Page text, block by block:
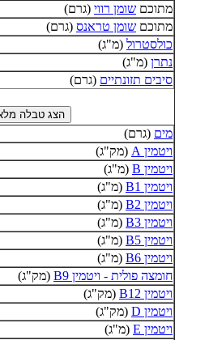
מתוכם שומן רווי (גרם)
מתוכם שומן טראנס (גרם)
כולסטרול (מ"ג)
נתרן (מ"ג)
סיבים תזונתיים (גרם)
מים (גרם)
ויטמין A
(מק"ג)
ויטמין B
(מ"ג)
ויטמין B1
(מ"ג)
ויטמין B2
(מ"ג)
ויטמין B3
(מ"ג)
ויטמין B5
(מ"ג)
ויטמין B6
(מ"ג)
חומצה פולית - ויטמין B9
(מק"ג)
ויטמין B12
(מק"ג)
ויטמין D
(מק"ג)
ויטמין E
(מ"ג)